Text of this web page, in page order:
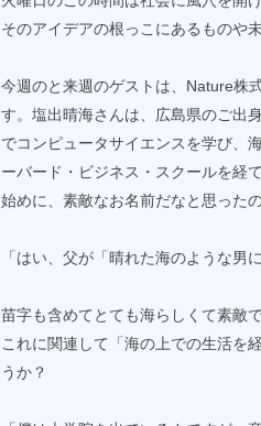
そのアイデアの根っこにあるものや
今週のと来週のゲストは、Nature株
す。塩出晴海さんは、広島県のご出
でコンピュータサイエンスを学び、
ーバード・ビジネス・スクールを経
始めに、素敵なお名前だなと思った
「はい、父が「晴れた海のような男
苗字も含めてとても海らしくて素敵で
これに関連して「海の上での生活を
うか？